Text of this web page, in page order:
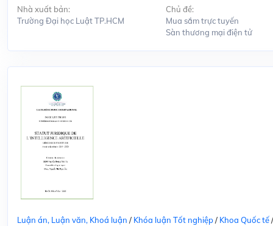
Nhà xuất bản:
Trường Đại học Luật TP.HCM
Chủ đề:
Mua sắm trực tuyến
Sàn thương mại điện tử
Luận án, Luận văn, Khoá luận / Khóa luận Tốt nghiệp/ Khoa Quốc tế/